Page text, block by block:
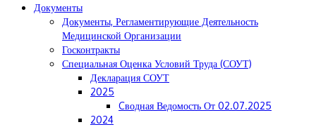
Документы
Документы, Регламентирующие Деятельность
Медицинской Организации
Госконтракты
Специальная Оценка Условий Труда (СОУТ)
Декларация СОУТ
2025
Cводная Ведомость От 02.07.2025
2024